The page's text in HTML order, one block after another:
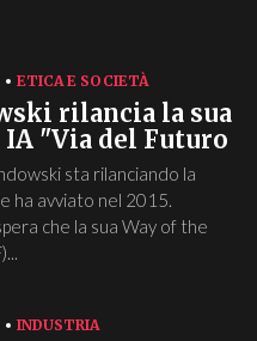
ETICA E SOCIETÀ
rilancia la sua
IA "Via del Futuro
sta rilanciando la
ha avviato nel 2015.
che la sua Way of the
INDUSTRIA